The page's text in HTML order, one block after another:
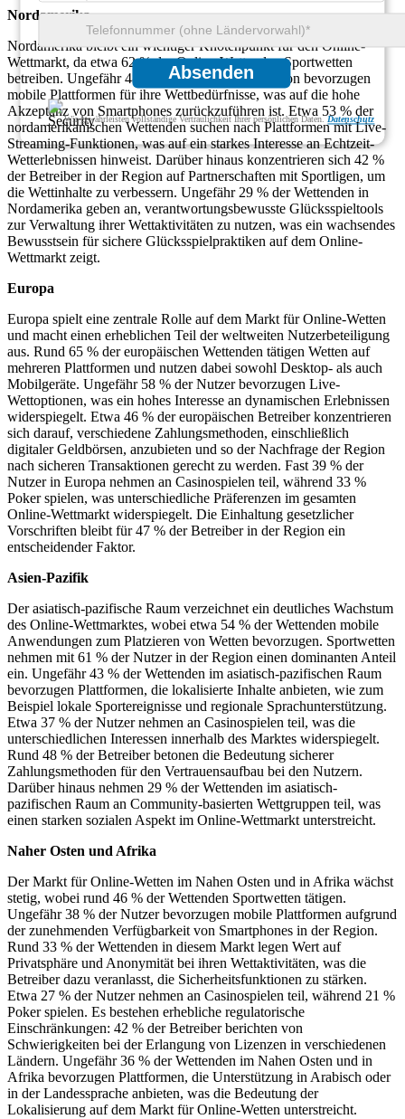
Absenden
Wir gewährleisten vollständige Vertraulichkeit Ihrer persönlichen Daten.Datenschutz
Nordamerika
Nordamerika bleibt ein wichtiger Knotenpunkt für den Online-
Wettmarkt, da etwa 62 % der Online-Wettenden Sportwetten
betreiben. Ungefähr 48 % der Nutzer in der Region bevorzugen
mobile Plattformen für ihre Wettbedürfnisse, was auf die hohe
Akzeptanz von Smartphones zurückzuführen ist. Etwa 53 % der
nordamerikanischen Wettenden suchen nach Plattformen mit Live-
Streaming-Funktionen, was auf ein starkes Interesse an Echtzeit-
Wetterlebnissen hinweist. Darüber hinaus konzentrieren sich 42 %
der Betreiber in der Region auf Partnerschaften mit Sportligen, um
die Wettinhalte zu verbessern. Ungefähr 29 % der Wettenden in
Nordamerika geben an, verantwortungsbewusste Glücksspieltools
zur Verwaltung ihrer Wettaktivitäten zu nutzen, was ein wachsendes
Bewusstsein für sichere Glücksspielpraktiken auf dem Online-
Wettmarkt zeigt.
Europa
Europa spielt eine zentrale Rolle auf dem Markt für Online-Wetten
und macht einen erheblichen Teil der weltweiten Nutzerbeteiligung
aus. Rund 65 % der europäischen Wettenden tätigen Wetten auf
mehreren Plattformen und nutzen dabei sowohl Desktop- als auch
Mobilgeräte. Ungefähr 58 % der Nutzer bevorzugen Live-
Wettoptionen, was ein hohes Interesse an dynamischen Erlebnissen
widerspiegelt. Etwa 46 % der europäischen Betreiber konzentrieren
sich darauf, verschiedene Zahlungsmethoden, einschließlich
digitaler Geldbörsen, anzubieten und so der Nachfrage der Region
nach sicheren Transaktionen gerecht zu werden. Fast 39 % der
Nutzer in Europa nehmen an Casinospielen teil, während 33 %
Poker spielen, was unterschiedliche Präferenzen im gesamten
Online-Wettmarkt widerspiegelt. Die Einhaltung gesetzlicher
Vorschriften bleibt für 47 % der Betreiber in der Region ein
entscheidender Faktor.
Asien-Pazifik
Der asiatisch-pazifische Raum verzeichnet ein deutliches Wachstum
des Online-Wettmarktes, wobei etwa 54 % der Wettenden mobile
Anwendungen zum Platzieren von Wetten bevorzugen. Sportwetten
nehmen mit 61 % der Nutzer in der Region einen dominanten Anteil
ein. Ungefähr 43 % der Wettenden im asiatisch-pazifischen Raum
bevorzugen Plattformen, die lokalisierte Inhalte anbieten, wie zum
Beispiel lokale Sportereignisse und regionale Sprachunterstützung.
Etwa 37 % der Nutzer nehmen an Casinospielen teil, was die
unterschiedlichen Interessen innerhalb des Marktes widerspiegelt.
Rund 48 % der Betreiber betonen die Bedeutung sicherer
Zahlungsmethoden für den Vertrauensaufbau bei den Nutzern.
Darüber hinaus nehmen 29 % der Wettenden im asiatisch-
pazifischen Raum an Community-basierten Wettgruppen teil, was
einen starken sozialen Aspekt im Online-Wettmarkt unterstreicht.
Naher Osten und Afrika
Der Markt für Online-Wetten im Nahen Osten und in Afrika wächst
stetig, wobei rund 46 % der Wettenden Sportwetten tätigen.
Ungefähr 38 % der Nutzer bevorzugen mobile Plattformen aufgrund
der zunehmenden Verfügbarkeit von Smartphones in der Region.
Rund 33 % der Wettenden in diesem Markt legen Wert auf
Privatsphäre und Anonymität bei ihren Wettaktivitäten, was die
Betreiber dazu veranlasst, die Sicherheitsfunktionen zu stärken.
Etwa 27 % der Nutzer nehmen an Casinospielen teil, während 21 %
Poker spielen. Es bestehen erhebliche regulatorische
Einschränkungen: 42 % der Betreiber berichten von
Schwierigkeiten bei der Erlangung von Lizenzen in verschiedenen
Ländern. Ungefähr 36 % der Wettenden im Nahen Osten und in
Afrika bevorzugen Plattformen, die Unterstützung in Arabisch oder
in der Landessprache anbieten, was die Bedeutung der
Lokalisierung auf dem Markt für Online-Wetten unterstreicht.